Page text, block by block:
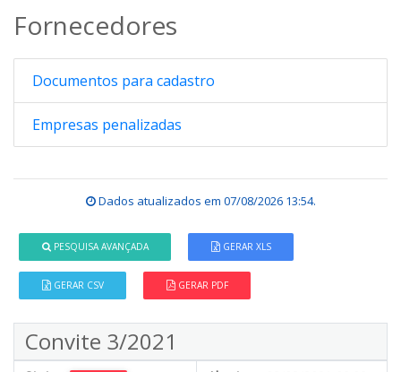
Fornecedores
Documentos para cadastro
Empresas penalizadas
Dados atualizados em 07/08/2026 13:54.
PESQUISA AVANÇADA GERAR XLS
GERAR CSV GERAR PDF
Convite 3/2021